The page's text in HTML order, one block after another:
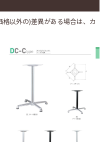
以外の)差異がある場合は、カ